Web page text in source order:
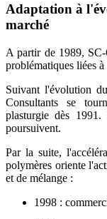
Adaptation à
marché
A partir de 1989,
problématiques liées
Suivant l'évolution
Consultants se
plasturgie dès 1991.
poursuivent.
Par la suite,
polymères oriente
et de mélange :
1998 :